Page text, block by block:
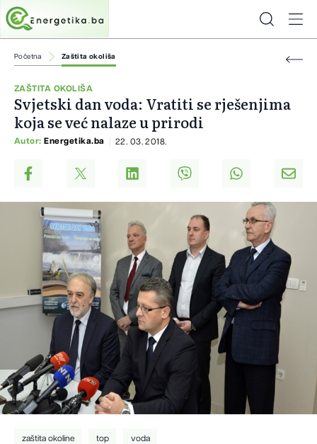
Početna Zaštita okoliša
ZAŠTITA OKOLIŠA
Svjetski dan voda: Vratiti se rješenjima
koja se već nalaze u prirodi
Autor: Energetika.ba 22. 03. 2018.
zaštita okoline top voda